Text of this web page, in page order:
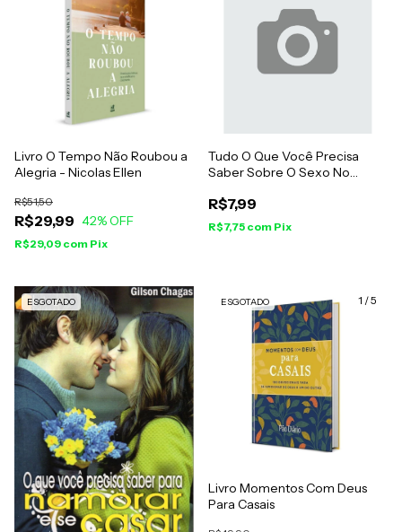
Livro O Tempo Não Roubou a
Alegria - Nicolas Ellen
R$29,99
R$51,50
42% OFF
R$29,09 com Pix
Tudo O Que Você Precisa
Saber Sobre O Sexo No
R$7,99
R$7,75 com Pix
ESGOTADO 1 /5
ESGOTADO
Livro Momentos Com Deus
Para Casais